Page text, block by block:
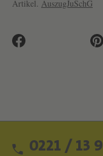
Artikel. AuszugJuSchG
0221 / 13